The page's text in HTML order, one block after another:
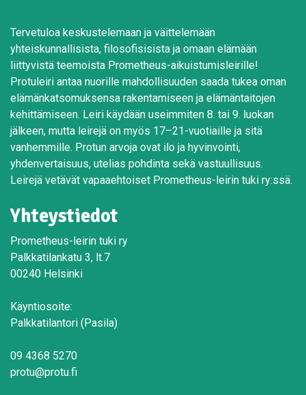
Tervetuloa keskustelemaan ja väittelemään
yhteiskunnallisista, filosofisisista ja omaan elämään
liittyvistä teemoista Prometheus-aikuistumisleirille!
Protuleiri antaa nuorille mahdollisuuden saada tukea oman
elämänkatsomuksensa rakentamiseen ja elämäntaitojen
kehittämiseen. Leiri käydään useimmiten 8. tai 9. luokan
jälkeen, mutta leirejä on myös 17–21-vuotiaille ja sitä
vanhemmille. Protun arvoja ovat ilo ja hyvinvointi,
yhdenvertaisuus, utelias pohdinta sekä vastuullisuus.
Leirejä vetävät vapaaehtoiset Prometheus-leirin tuki ry:ssä.
Yhteystiedot
Prometheus-leirin tuki ry
Palkkatilankatu 3, lt.7
00240 Helsinki
Käyntiosoite:
Palkkatilantori (Pasila)
09 4368 5270
protu@protu.fi